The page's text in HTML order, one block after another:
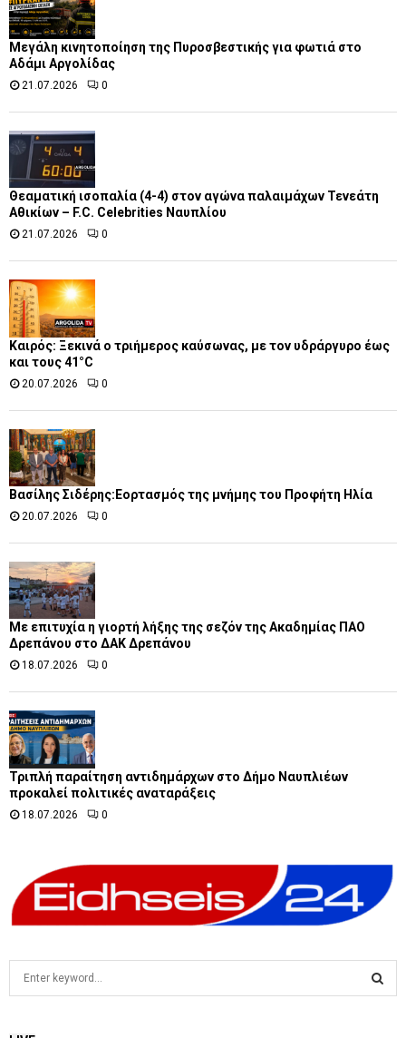
Μεγάλη κινητοποίηση της Πυροσβεστικής για φωτιά στο
Αδάμι Αργολίδας
21.07.2026 0
Θεαματική ισοπαλία (4-4) στον αγώνα παλαιμάχων Τενεάτη
Αθικίων – F.C. Celebrities Ναυπλίου
21.07.2026 0
Καιρός: Ξεκινά ο τριήμερος καύσωνας, με τον υδράργυρο έως
και τους 41°C
20.07.2026 0
Βασίλης Σιδέρης:Εορτασμός της μνήμης του Προφήτη Ηλία
20.07.2026 0
Με επιτυχία η γιορτή λήξης της σεζόν της Ακαδημίας ΠΑΟ
Δρεπάνου στο ΔΑΚ Δρεπάνου
18.07.2026 0
Τριπλή παραίτηση αντιδημάρχων στο Δήμο Ναυπλιέων
προκαλεί πολιτικές αναταράξεις
18.07.2026 0